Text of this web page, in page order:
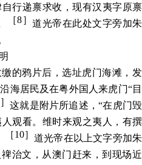
行递禀求收，现有汉夷字原禀
［8］ 道光帝在此处文字旁加朱
的鸦片后，选址虎门海滩，发
海居民及在粤外国人来虎门“目
这就是附片所追述，“在虎门毁
观看。维时来观之夷人，有撰
［10］道光帝在以上文字旁加朱
治文，从澳门赶来，到现场近